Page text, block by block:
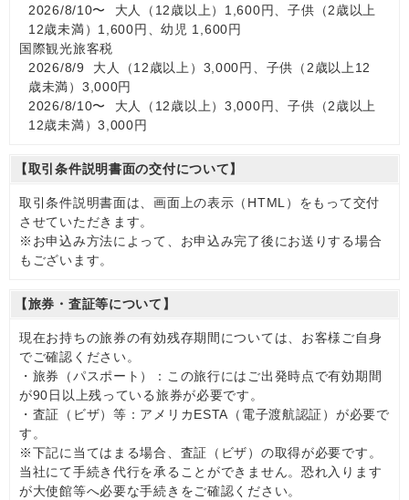
2026/8/10〜 大人（12歳以上）1,600円、子供（2歳以上
12歳未満）1,600円、幼児 1,600円
国際観光旅客税
2026/8/9 大人（12歳以上）3,000円、子供（2歳以上12
歳未満）3,000円
2026/8/10〜 大人（12歳以上）3,000円、子供（2歳以上
12歳未満）3,000円
【取引条件説明書面の交付について】
取引条件説明書面は、画面上の表示（HTML）をもって交付
させていただきます。
※お申込み方法によって、お申込み完了後にお送りする場合
もございます。
【旅券・査証等について】
現在お持ちの旅券の有効残存期間については、お客様ご自身
でご確認ください。
・旅券（パスポート）：この旅行にはご出発時点で有効期間
が90日以上残っている旅券が必要です。
・査証（ビザ）等：アメリカESTA（電子渡航認証）が必要で
す。
※下記に当てはまる場合、査証（ビザ）の取得が必要です。
当社にて手続き代行を承ることができません。恐れ入ります
が大使館等へ必要な手続きをご確認ください。